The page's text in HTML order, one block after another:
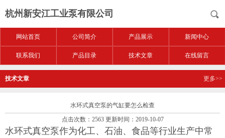
杭州新安江工业泵有限公司
网站首页 公司简介 产品展示 新闻中心
联系我们 产品目录 技术文章 在线留言
技术文章 更多>>
水环式真空泵的气缸要怎么检查
点击次数：2563 更新时间：2019-10-07
水环式真空泵作为化工、石油、食品等行业生产中常